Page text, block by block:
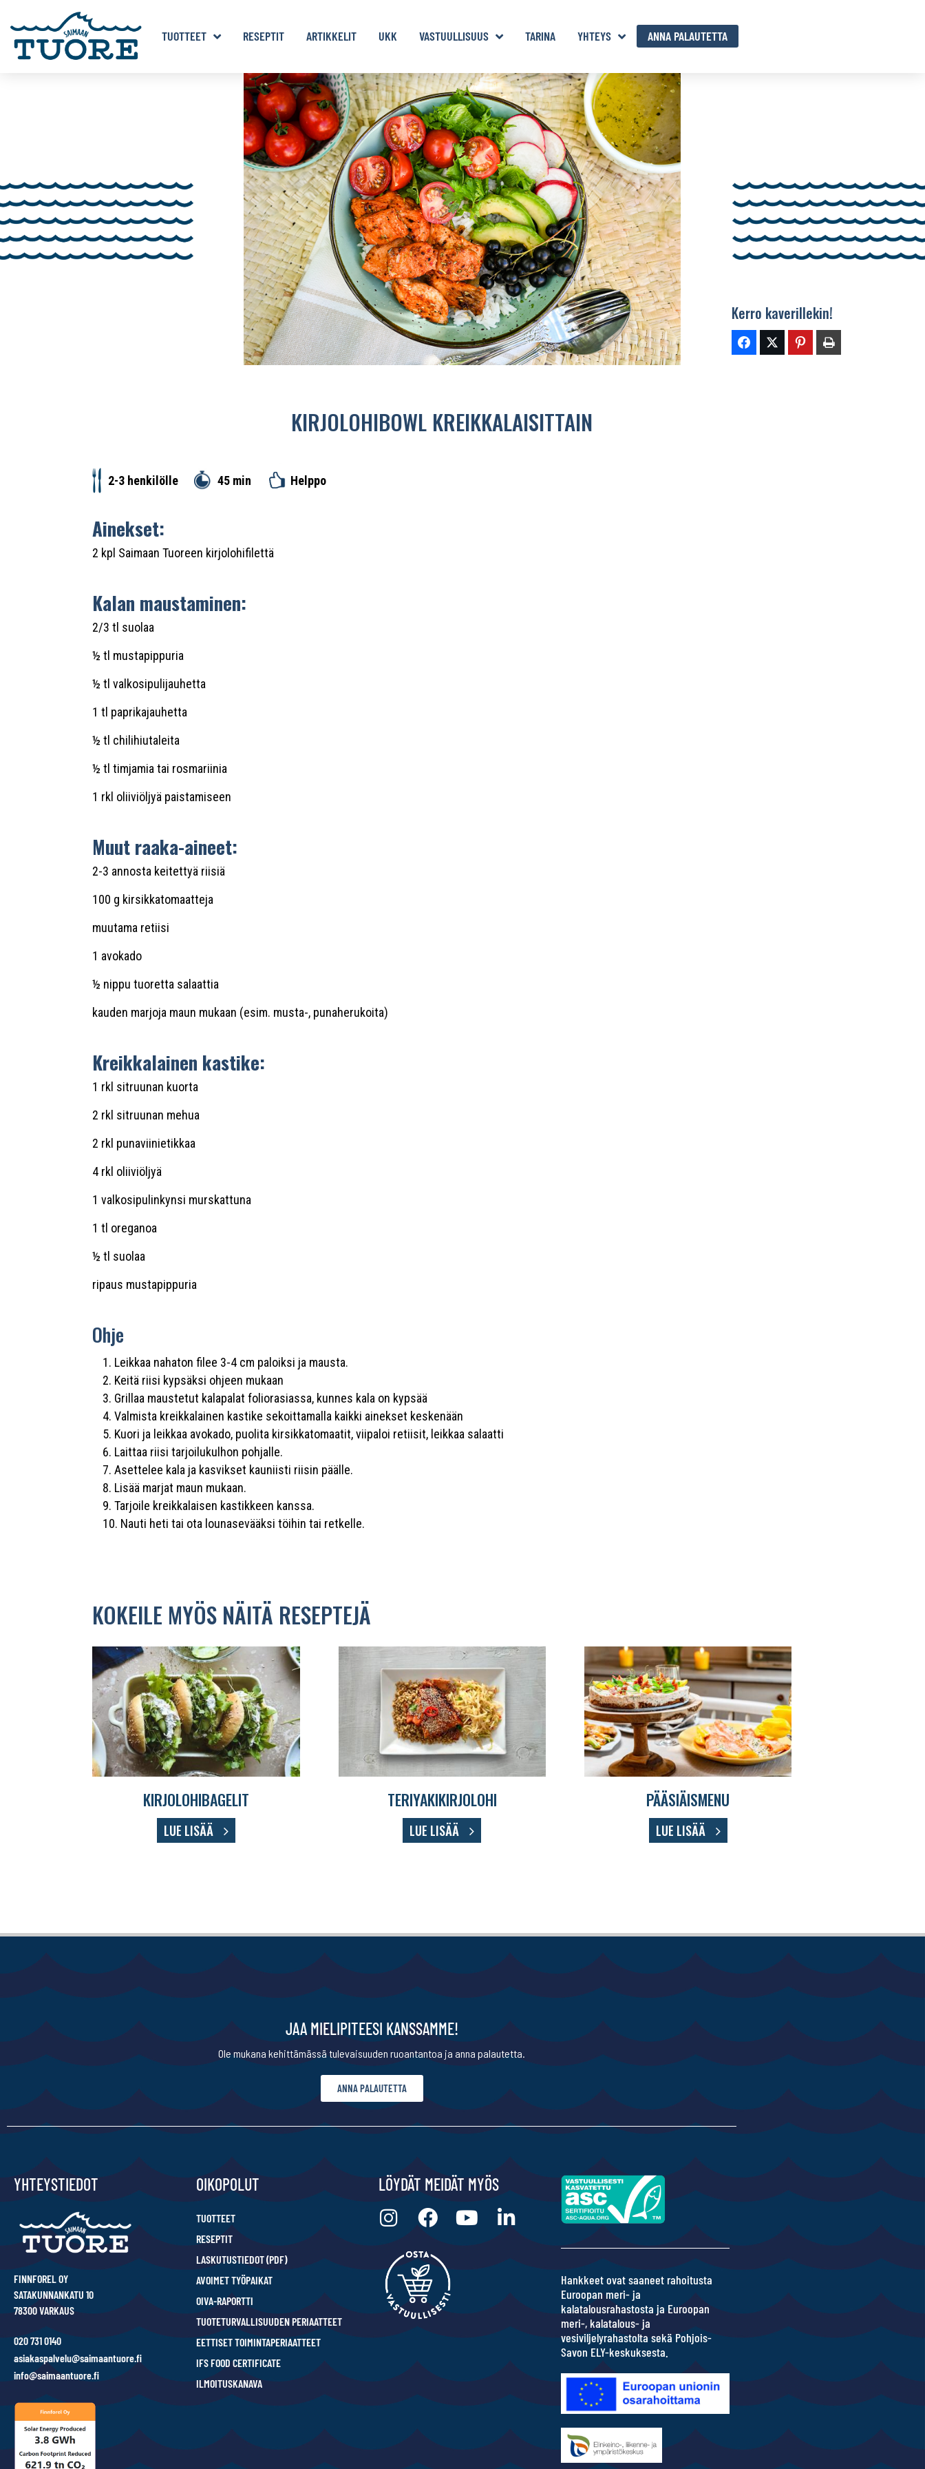
TUOTTEET RESEPTIT ARTIKKELIT UKK VASTUULLISUUS TARINA YHTEYS ANNA PALAUTETTA
Kerro kaverillekin!
KIRJOLOHIBOWL KREIKKALAISITTAIN
2-3 henkilölle 45 min Helppo
Ainekset:
2 kpl Saimaan Tuoreen kirjolohifilettä
Kalan maustaminen:
2/3 tl suolaa
½ tl mustapippuria
½ tl valkosipulijauhetta
1 tl paprikajauhetta
½ tl chilihiutaleita
½ tl timjamia tai rosmariinia
1 rkl oliiviöljyä paistamiseen
Muut raaka-aineet:
2-3 annosta keitettyä riisiä
100 g kirsikkatomaatteja
muutama retiisi
1 avokado
½ nippu tuoretta salaattia
kauden marjoja maun mukaan (esim. musta-, punaherukoita)
Kreikkalainen kastike:
1 rkl sitruunan kuorta
2 rkl sitruunan mehua
2 rkl punaviinietikkaa
4 rkl oliiviöljyä
1 valkosipulinkynsi murskattuna
1 tl oreganoa
½ tl suolaa
ripaus mustapippuria
Ohje
Leikkaa nahaton filee 3-4 cm paloiksi ja mausta.
Keitä riisi kypsäksi ohjeen mukaan
Grillaa maustetut kalapalat foliorasiassa, kunnes kala on kypsää
Valmista kreikkalainen kastike sekoittamalla kaikki ainekset keskenään
Kuori ja leikkaa avokado, puolita kirsikkatomaatit, viipaloi retiisit, leikkaa salaatti
Laittaa riisi tarjoilukulhon pohjalle.
Asettelee kala ja kasvikset kauniisti riisin päälle.
Lisää marjat maun mukaan.
Tarjoile kreikkalaisen kastikkeen kanssa.
Nauti heti tai ota lounasevääksi töihin tai retkelle.
KOKEILE MYÖS NÄITÄ RESEPTEJÄ
KIRJOLOHIBAGELIT
LUE LISÄÄ
TERIYAKIKIRJOLOHI
LUE LISÄÄ
PÄÄSIÄISMENU
LUE LISÄÄ
JAA MIELIPITEESI KANSSAMME!
Ole mukana kehittämässä tulevaisuuden ruoantantoa ja anna palautetta.
ANNA PALAUTETTA
YHTEYSTIEDOT
FINNFOREL OY
SATAKUNNANKATU 10
78300 VARKAUS
020 731 0140
asiakaspalvelu@saimaantuore.fi
info@saimaantuore.fi
OIKOPOLUT
TUOTTEET
RESEPTIT
LASKUTUSTIEDOT (PDF)
AVOIMET TYÖPAIKAT
OIVA-RAPORTTI
TUOTETURVALLISUUDEN PERIAATTEET
EETTISET TOIMINTAPERIAATTEET
IFS FOOD CERTIFICATE
ILMOITUSKANAVA
LÖYDÄT MEIDÄT MYÖS
Hankkeet ovat saaneet rahoitusta
Euroopan meri- ja
kalatalousrahastosta ja Euroopan
meri-, kalatalous- ja
vesiviljelyrahastolta sekä Pohjois-
Savon ELY-keskuksesta.